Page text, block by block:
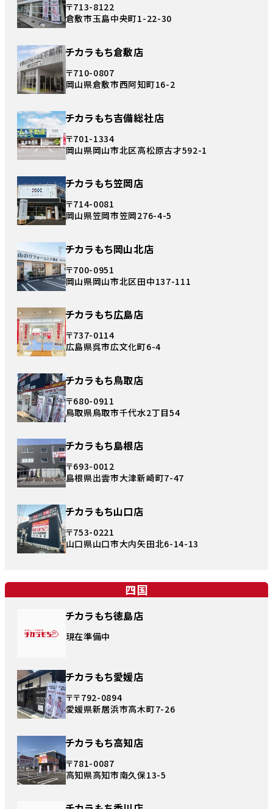
〒713-8122
倉敷市玉島中央町1-22-30
チカラもち倉敷店
〒710-0807
岡山県倉敷市西阿知町16-2
チカラもち吉備総社店
〒701-1334
岡山県岡山市北区高松原古才592-1
チカラもち笠岡店
〒714-0081
岡山県笠岡市笠岡276-4-5
チカラもち岡山北店
〒700-0951
岡山県岡山市北区田中137-111
チカラもち広島店
〒737-0114
広島県呉市広文化町6-4
チカラもち鳥取店
〒680-0911
鳥取県鳥取市千代水2丁目54
チカラもち島根店
〒693-0012
島根県出雲市大津新崎町7-47
チカラもち山口店
〒753-0221
山口県山口市大内矢田北6-14-13
四国
チカラもち徳島店
現在準備中
チカラもち愛媛店
〒〒792-0894
愛媛県新居浜市高木町7-26
チカラもち高知店
〒781-0087
高知県高知市南久保13-5